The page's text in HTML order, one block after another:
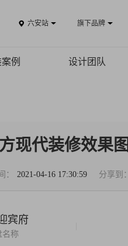
六安站 旗下品牌
例
VR
设计团队
现代装修效果图
： 2021-04-16 17:30:59 分享到：
宾府
名称